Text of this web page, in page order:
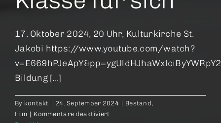
17. Oktober 2024, 20 Uhr, Kulturkirche St.
Jakobi https://www.youtube.com/watch?
Bildung [...]
By kontakt | 24. September 2024 | Bestand,
Film | Kommentare deaktiviert